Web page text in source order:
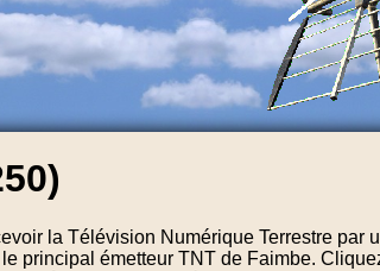
la Télévision Numérique Terrestre par
principal émetteur TNT de Faimbe.